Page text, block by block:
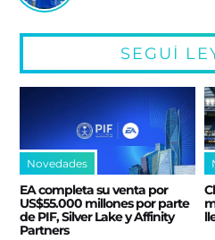
SEGUÍ
Novedades
EA completa su venta por
US$55.000 millones por parte
de PIF, Silver Lake y Affinity
Partners